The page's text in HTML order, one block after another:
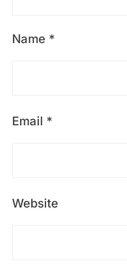
Name *
Email *
Website